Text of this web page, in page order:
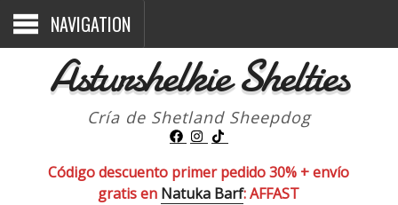
NAVIGATION
Asturshelkie Shelties
Cría de Shetland Sheepdog
Código descuento primer pedido 30% + envío
gratis en Natuka Barf: AFFAST